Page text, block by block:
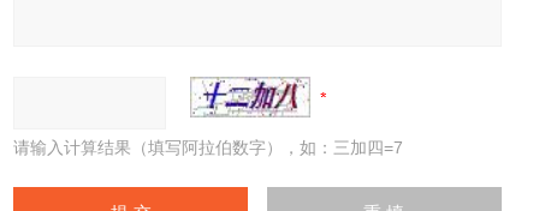
请输入计算结果（填写阿拉伯数字），如：三加四=7